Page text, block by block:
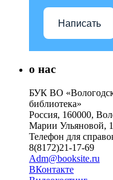
Написать
о нас
БУК ВО
библиотека»
Россия, 160000,
Марии Ульяновой, 1
Телефон для
8(8172)21-17-69
Adm@booksite.ru
ВКонтакте